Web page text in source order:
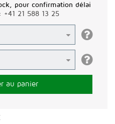
pour confirmation délai
+41 21 588 13 25
au panier